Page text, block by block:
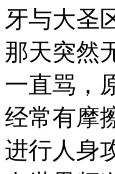
牙与大圣
那天突然
一直骂，
经常有摩
进行人身